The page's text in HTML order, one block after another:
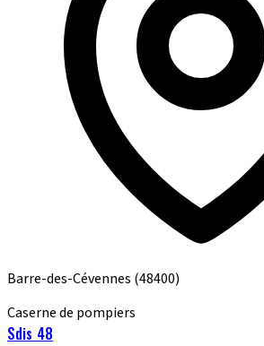
Barre-des-Cévennes (48400)
Caserne de pompiers
Sdis 48